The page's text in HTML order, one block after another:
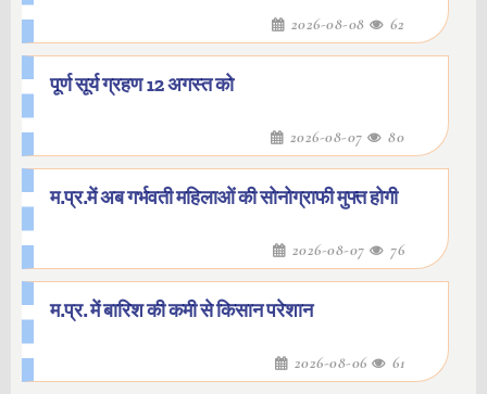
2026-08-08 62
पूर्ण सूर्य ग्रहण 12 अगस्त को
2026-08-07 80
म.प्र.में अब गर्भवती महिलाओं की सोनोग्राफी मुफ्त होगी
2026-08-07 76
म.प्र. में बारिश की कमी से किसान परेशान
2026-08-06 61